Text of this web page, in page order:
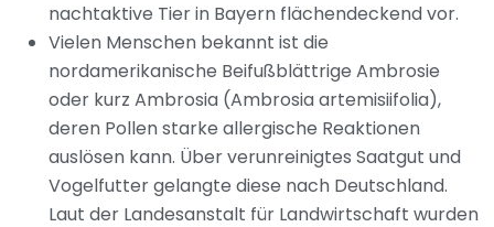
nachtaktive Tier in Bayern flächendeckend vor.
Vielen Menschen bekannt ist die
nordamerikanische Beifußblättrige Ambrosie
oder kurz Ambrosia (Ambrosia artemisiifolia),
deren Pollen starke allergische Reaktionen
auslösen kann. Über verunreinigtes Saatgut und
Vogelfutter gelangte diese nach Deutschland.
Laut der Landesanstalt für Landwirtschaft wurden